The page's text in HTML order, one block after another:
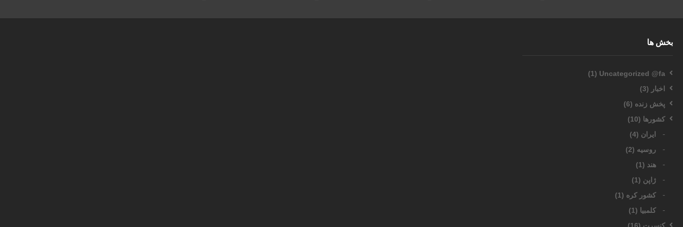
بخش ها
Uncategorized @fa
(1)
اخبار (3)
پخش زنده (6)
کشورها (10)
ایران (4)
روسیه (2)
هند (1)
ژاپن (1)
کشور کره (1)
کلمبیا (1)
کنسرت (16)